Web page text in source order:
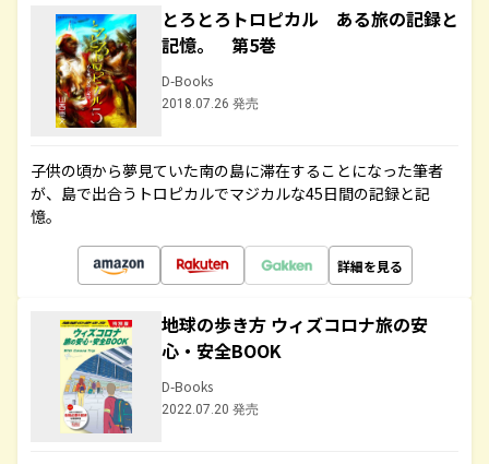
とろとろトロピカル ある旅の記録と
記憶。 第5巻
D-Books
2018.07.26 発売
子供の頃から夢見ていた南の島に滞在することになった筆者
が、島で出合うトロピカルでマジカルな45日間の記録と記
憶。
詳細を見る
地球の歩き方 ウィズコロナ旅の安
心・安全BOOK
D-Books
2022.07.20 発売